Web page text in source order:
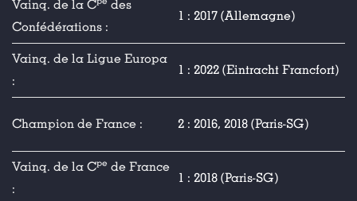
Vainq. de la C
des
Confédérations :
1 : 2017 (Allemagne)
Vainq. de la Ligue Europa
:
1 : 2022 (Eintracht Francfort)
Champion de France : 2 : 2016, 2018 (Paris-SG)
Vainq. de la Cpe de France
:
1 : 2018 (Paris-SG)